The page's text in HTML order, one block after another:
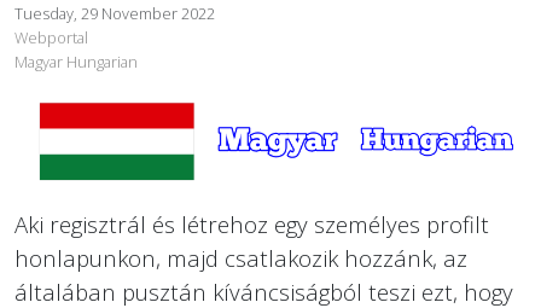
Tuesday, 29 November 2022
Webportal
Magyar Hungarian
Aki regisztrál és létrehoz egy személyes profilt
honlapunkon, majd csatlakozik hozzánk, az
általában pusztán kíváncsiságból teszi ezt, hogy